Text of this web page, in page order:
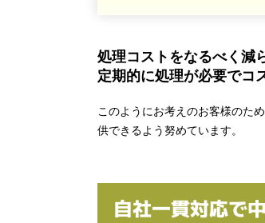
処理コストをなるべく減
定期的に処理が必要でコ
このようにお考えのお客様のた
供できるよう努めています。
自社一貫対応で